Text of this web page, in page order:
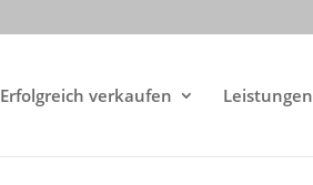
Erfolgreich verkaufen Leistungen